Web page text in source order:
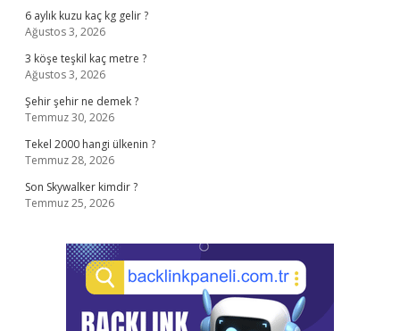
6 aylık kuzu kaç kg gelir ?
Ağustos 3, 2026
3 köşe teşkil kaç metre ?
Ağustos 3, 2026
Şehir şehir ne demek ?
Temmuz 30, 2026
Tekel 2000 hangi ülkenin ?
Temmuz 28, 2026
Son Skywalker kimdir ?
Temmuz 25, 2026